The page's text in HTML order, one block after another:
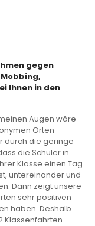
gegen
Ihnen in den
Augen wäre
Orten
durch die geringe
die Schüler in
Klasse einen Tag
untereinander und
Dann zeigt unsere
sehr positiven
haben. Deshalb
Klassenfahrten.